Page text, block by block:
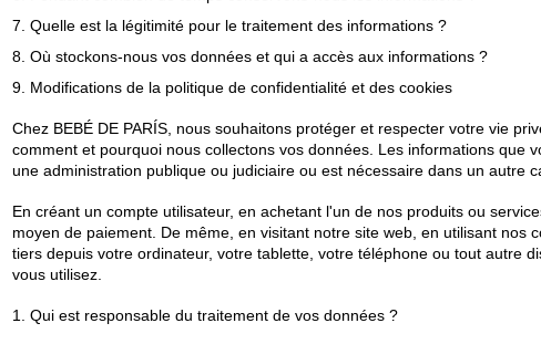
7. Quelle est la légitimité pour le traitement des informations ?
8. Où stockons-nous vos données et qui a accès aux informations ?
9. Modifications de la politique de confidentialité et des cookies
Chez BEBÉ DE PARÍS, nous souhaitons protéger et respecter votre vie
comment et pourquoi nous collectons vos données. Les informations que
une administration publique ou judiciaire ou est nécessaire dans un autre
En créant un compte utilisateur, en achetant l'un de nos produits ou
moyen de paiement. De même, en visitant notre site web, en utilisant
tiers depuis votre ordinateur, votre tablette, votre téléphone ou tout autre
vous utilisez.
1. Qui est responsable du traitement de vos données ?